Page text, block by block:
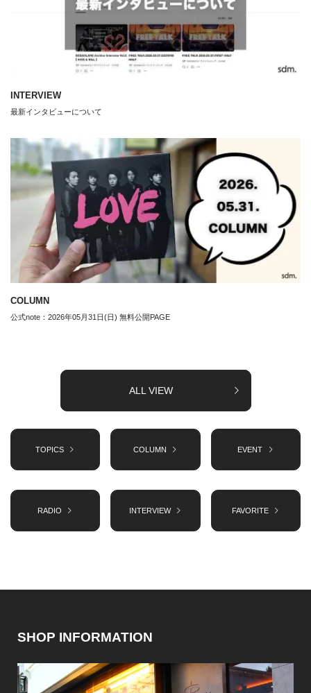
INTERVIEW
最新インタビューについて
COLUMN
公式note：2026年05月31日(日) 無料公開PAGE
ALL VIEW
TOPICS COLUMN EVENT
RADIO INTERVIEW FAVORITE
SHOP INFORMATION